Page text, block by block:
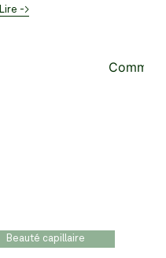
Lire ->
Beauté capillaire